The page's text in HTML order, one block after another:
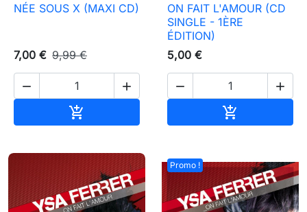
NÉE SOUS X (MAXI CD)
7,00 € 9,99 €
 

ON FAIT L'AMOUR (CD
SINGLE - 1ÈRE
ÉDITION)
5,00 €
 

Promo !